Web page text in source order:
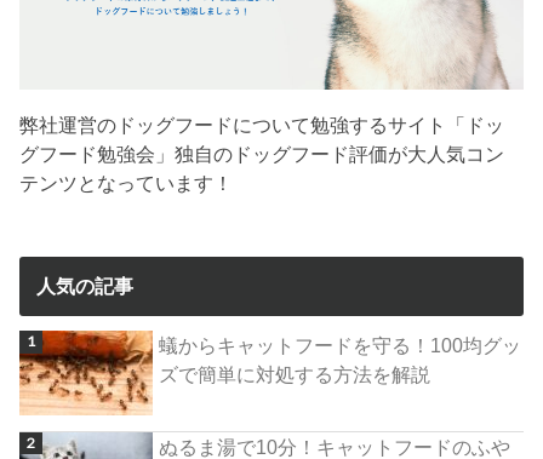
弊社運営のドッグフードについて勉強するサイト「ドッ
グフード勉強会」独自のドッグフード評価が大人気コン
テンツとなっています！
人気の記事
蟻からキャットフードを守る！100均グッ
ズで簡単に対処する方法を解説
ぬるま湯で10分！キャットフードのふや